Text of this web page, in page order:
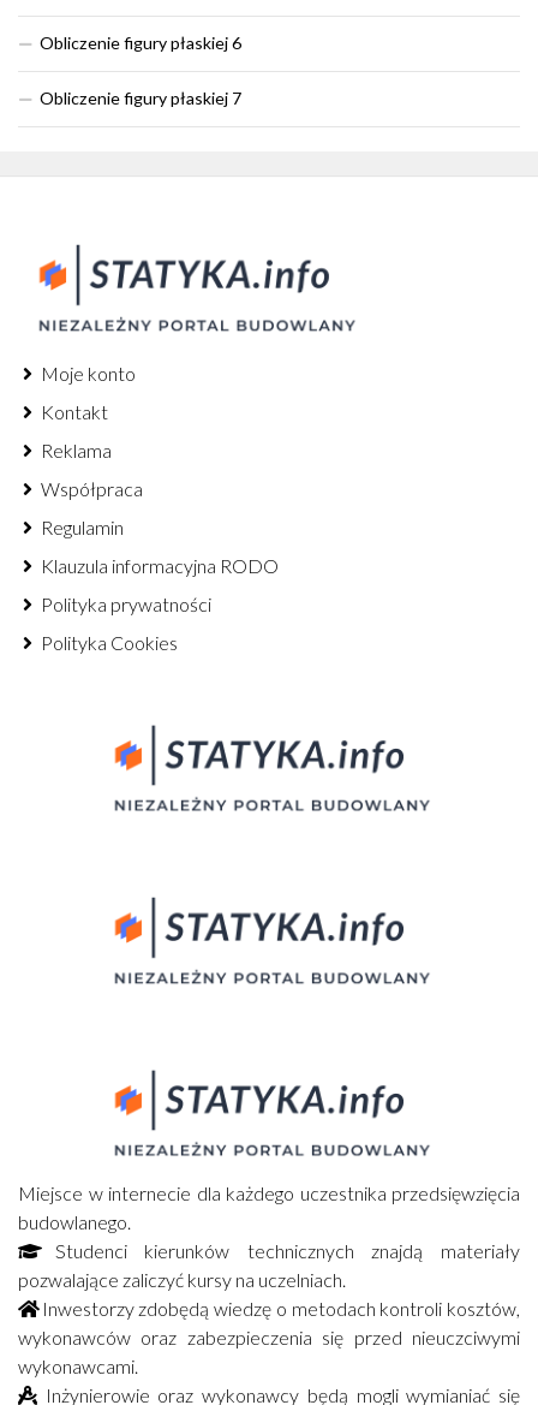
Obliczenie figury płaskiej 6
Obliczenie figury płaskiej 7
Moje konto
Kontakt
Reklama
Współpraca
Regulamin
Klauzula informacyjna RODO
Polityka prywatności
Polityka Cookies
Miejsce w internecie dla każdego uczestnika przedsięwzięcia
budowlanego.
Studenci kierunków technicznych znajdą materiały
pozwalające zaliczyć kursy na uczelniach.
Inwestorzy zdobędą wiedzę o metodach kontroli kosztów,
wykonawców oraz zabezpieczenia się przed nieuczciwymi
wykonawcami.
Inżynierowie oraz wykonawcy będą mogli wymianiać się